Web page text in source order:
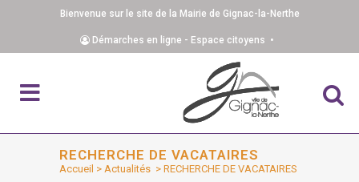
Bienvenue sur le site de la Mairie de Gignac-la-Nerthe
Démarches en ligne - Espace citoyens •
RECHERCHE DE VACATAIRES
Accueil > Actualités > RECHERCHE DE VACATAIRES